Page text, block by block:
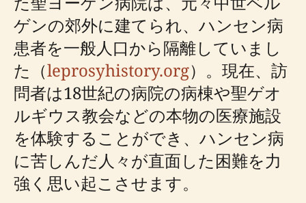
ゲンの郊外に建てられ、ハンセン病
患者を一般人口から隔離していまし
た（leprosyhistory.org）。現在、訪
問者は18世紀の病院の病棟や聖ゲオ
ルギウス教会などの本物の医療施設
を体験することができ、ハンセン病
に苦しんだ人々が直面した困難を力
強く思い起こさせます。